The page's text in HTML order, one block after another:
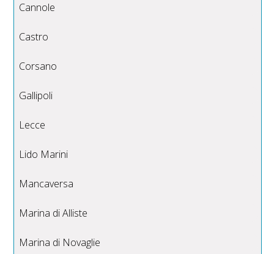
Cannole
Castro
Corsano
Gallipoli
Lecce
Lido Marini
Mancaversa
Marina di Alliste
Marina di Novaglie